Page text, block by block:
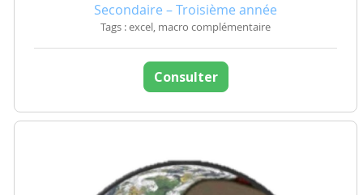
Secondaire – Troisième année
Tags : excel, macro complémentaire
Consulter